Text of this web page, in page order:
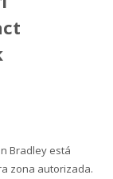
Bradley está
zona autorizada.